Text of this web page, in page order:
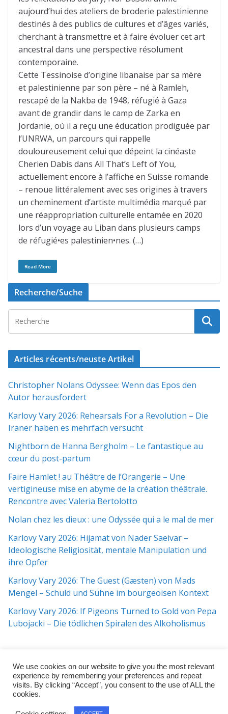
aujourd’hui des ateliers de broderie palestinienne
destinés à des publics de cultures et d’âges variés,
cherchant à transmettre et à faire évoluer cet art
ancestral dans une perspective résolument
contemporaine.
Cette Tessinoise d’origine libanaise par sa mère
et palestinienne par son père – né à Ramleh,
rescapé de la Nakba de 1948, réfugié à Gaza
avant de grandir dans le camp de Zarka en
Jordanie, où il a reçu une éducation prodiguée par
l’UNRWA, un parcours qui rappelle
douloureusement celui que dépeint la cinéaste
Cherien Dabis dans All That’s Left of You,
actuellement encore à l’affiche en Suisse romande
– renoue littéralement avec ses origines à travers
un cheminement d’artiste multimédia marqué par
une réappropriation culturelle entamée en 2020
lors d’un voyage au Liban dans plusieurs camps
de réfugié•es palestinien•nes. (…)
Read More
Recherche/Suche
Articles récents/neuste Artikel
Christopher Nolans Odyssee: Wenn das Epos den
Autor herausfordert
Karlovy Vary 2026: Rehearsals For a Revolution – Die
Iraner haben es mehrfach versucht
Nightborn de Hanna Bergholm – Le fantastique au
cœur du post-partum
Faire Hamlet ! au Théâtre de l’Orangerie – Une
vertigineuse mise en abyme de la création théâtrale.
Rencontre avec Valeria Bertolotto
Nolan chez les dieux : une Odyssée qui a le mal de mer
Karlovy Vary 2026: Hijamat von Nader Saeivar​​ –
Ideologische Religiosität, mentale Manipulation und
ihre Opfer
Karlovy Vary 2026: The Guest (Gæsten) von Mads
Mengel – Schuld und Sühne im bourgeoisen Kontext
Karlovy Vary 2026: If Pigeons Turned to Gold von Pepa
Lubojacki – Die tödlichen Spiralen des Alkoholismus
Copyright © 2026j:mag
We use cookies on our website to give you the most relevant
experience by remembering your preferences and repeat
visits. By clicking “Accept”, you consent to the use of ALL the
cookies.